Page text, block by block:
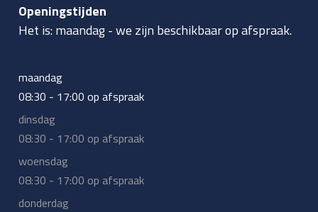
Openingstijden
Het is:maandag-we zijn beschikbaar op afspraak.
maandag
08:30 - 17:00 op afspraak
dinsdag
08:30 - 17:00 op afspraak
woensdag
08:30 - 17:00 op afspraak
donderdag